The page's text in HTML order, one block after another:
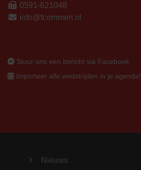
0591-621048
info@fcemmen.nl
Stuur ons een bericht via Facebook
Importeer alle wedstrijden in je agenda!
Nieuws